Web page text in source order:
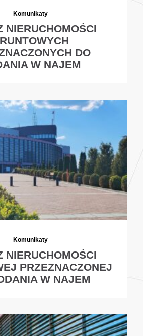
Komunikaty
NIERUCHOMOŚCI
DO
W NAJEM
Komunikaty
NIERUCHOMOŚCI
PRZEZNACZONEJ
W NAJEM